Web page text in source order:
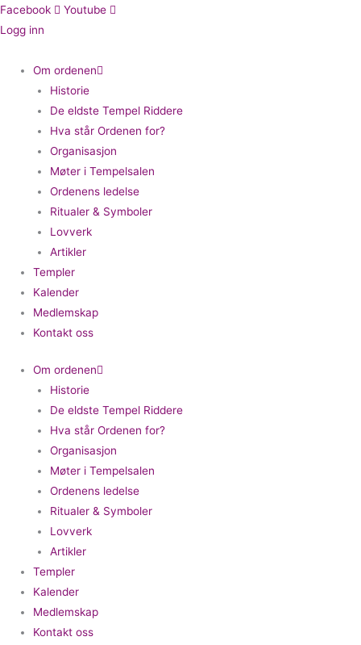
Hopp
rett
innholdet
Facebook
Youtube
Logg inn
Om ordenen
Historie
De eldste Tempel Riddere
Hva står Ordenen for?
Organisasjon
Møter i Tempelsalen
Ordenens ledelse
Ritualer & Symboler
Lovverk
Artikler
Templer
Kalender
Medlemskap
Kontakt oss
Om ordenen
Historie
De eldste Tempel Riddere
Hva står Ordenen for?
Organisasjon
Møter i Tempelsalen
Ordenens ledelse
Ritualer & Symboler
Lovverk
Artikler
Templer
Kalender
Medlemskap
Kontakt oss